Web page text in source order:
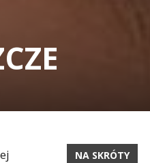
NA SKRÓTY